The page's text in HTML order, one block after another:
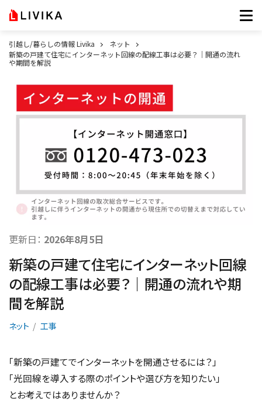
引越し/暮らしの情報 Livika
ネット
新築の戸建て住宅にインターネット回線の配線工事は必要？｜開通の流れ
や期間を解説
更新日： 2026年8月5日
新築の戸建て住宅にインターネット回線
の配線工事は必要？｜開通の流れや期
間を解説
ネット 工事
「新築の戸建てでインターネットを開通させるには？」
「光回線を導入する際のポイントや選び方を知りたい」
とお考えではありませんか？